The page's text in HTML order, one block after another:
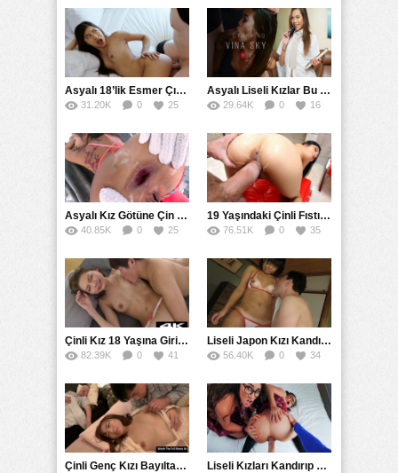
Asyalı 18’lik Esmer Çıtır Avrupalı Yarak Yedi
31.20K 0 25
Asyalı Liseli Kızlar Bu Kez Seks Dersine Çalıştılar
29.64K 0 16
Asyalı Kız Götüne Çin Seddi Kadar Yarak Soktu
40.85K 0 25
19 Yaşındaki Çinli Fıstık Amında Döl Ağırladı
76.51K 0 35
Çinli Kız 18 Yaşına Girince Memelerini Okşattı
82.39K 0 41
Liseli Japon Kızı Kandırıp Evinde Siken Yakuza
56.40K 0 34
Çinli Genç Kızı Bayıltarak Uykuda Tecavüz Eden Sapık Liseli Kızları Kandırıp Sikmeyi Başaran Mahalle Sapığı